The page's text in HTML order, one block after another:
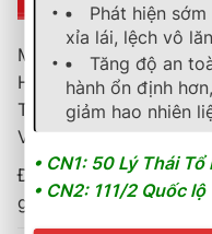
Mazda 3
Honda Civic
Toyota Corolla Altis
VinFast VF5
Đây là nhóm xe sử
giữa êm ái và độ bám.
Phát hiện
xỉa lái, lệch vô
Tăng độ an
hành ổn định
giảm hao nhiên
• CN1: 50 Lý Thái
• CN2: 111/2 Quốc